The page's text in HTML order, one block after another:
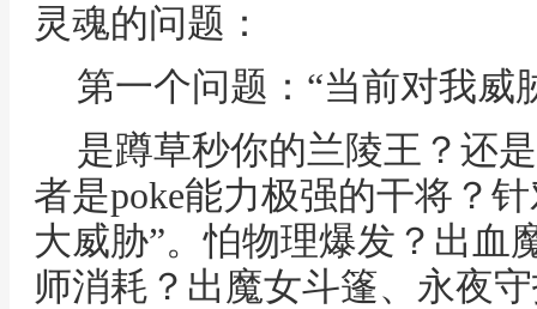
灵魂的问题：
第一个问题：“当前对我威
是蹲草秒你的兰陵王？还
者是poke能力极强的干将？
大威胁”。怕物理爆发？出血
师消耗？出魔女斗篷、永夜